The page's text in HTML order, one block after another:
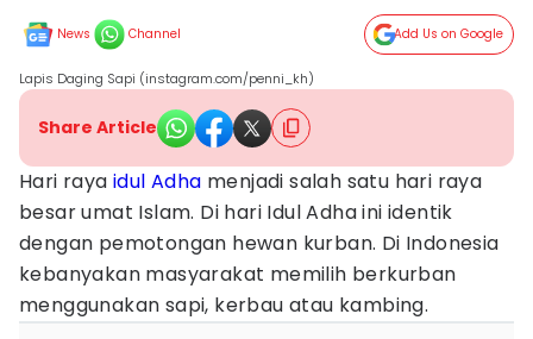
News Channel Add Us on Google
Lapis Daging Sapi (instagram.com/penni_kh)
Share Article
Hari rayaidul Adha menjadi salah satu hari raya
besar umat Islam. Di hari Idul Adha ini identik
dengan pemotongan hewan kurban. Di Indonesia
kebanyakan masyarakat memilih berkurban
menggunakan sapi, kerbau atau kambing.